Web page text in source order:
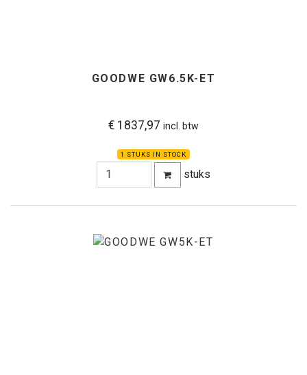
GOODWE GW6.5K-ET
€ 1837,97 incl. btw
1 STUKS IN STOCK
stuks